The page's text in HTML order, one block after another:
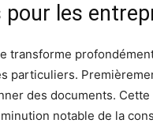
pour les
transforme
particuliers.
des documents.
notable de la